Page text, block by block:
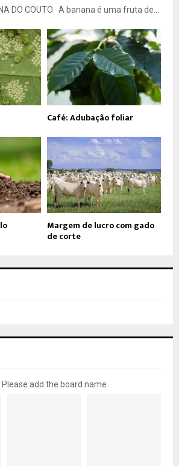
DO COUTO A banana é uma fruta de...
Café: Adubação foliar
Margem de lucro com gado
de corte
add the board name